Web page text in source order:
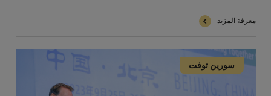
معرفة المزيد
سورين توفت